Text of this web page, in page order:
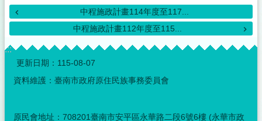
中程施政計畫114年度至117...
中程施政計畫112年度至115...
:::
更新日期： 115-08-07
資料維護：臺南市政府原住民族事務委員會
原民會地址：708201臺南市安平區永華路二段6號6樓 (永華市政